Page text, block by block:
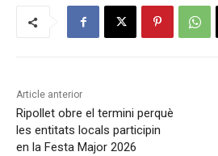
Article anterior
Ripollet obre el termini perquè
les entitats locals participin
en la Festa Major 2026